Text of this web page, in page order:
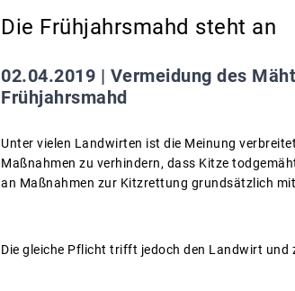
Die Frühjahrsmahd steht an
02.04.2019 | Vermeidung des
Frühjahrsmahd
Unter vielen Landwirten ist die Meinung
Maßnahmen zu verhindern, dass Kitze
an Maßnahmen zur Kitzrettung grundsätzlich
Die gleiche Pflicht trifft jedoch den Landwirt und